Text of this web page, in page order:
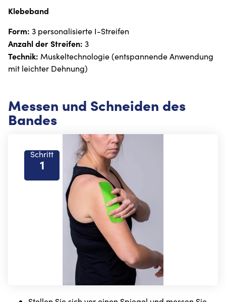
Klebeband
Form: 3 personalisierte I-Streifen
Anzahl der Streifen: 3
Technik: Muskeltechnologie (entspannende Anwendung
mit leichter Dehnung)
Messen und Schneiden des
Bandes
Schritt
1